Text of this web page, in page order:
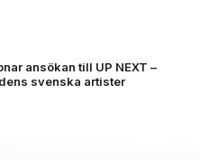
ansökan till UP NEXT –
svenska artister